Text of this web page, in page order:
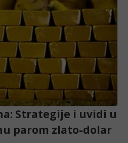
Strategije i uvidi u
parom zlato-dolar